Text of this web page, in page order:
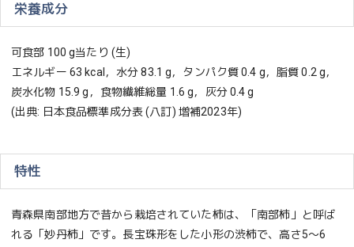
栄養成分
可食部 100 g当たり (生)
エネルギー 63 kcal，水分 83.1 g，タンパク質 0.4 g，脂質 0.2 g，
炭水化物 15.9 g，食物繊維総量 1.6 g，灰分 0.4 g
(出典: 日本食品標準成分表 (八訂) 増補2023年)
特性
青森県南部地方で昔から栽培されていた柿は、「南部柿」と呼ば
れる「妙丹柿」です。長宝珠形をした小形の渋柿で、高さ5～6